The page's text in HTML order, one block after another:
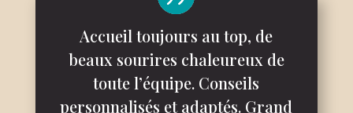
Accueil toujours au top, de
beaux sourires chaleureux de
toute l’équipe. Conseils
personnalisés et adaptés. Grand